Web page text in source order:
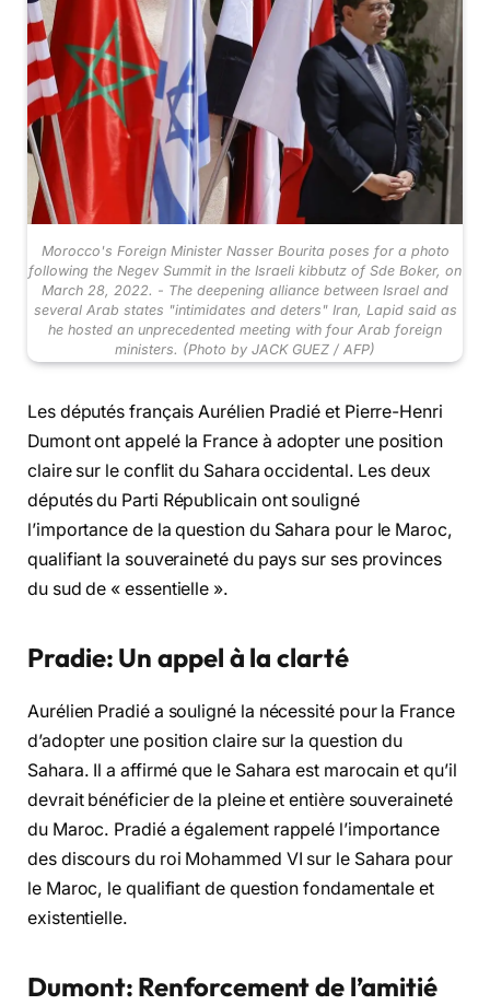
Morocco's Foreign Minister Nasser Bourita poses for a photo
following the Negev Summit in the Israeli kibbutz of Sde Boker, on
March 28, 2022. - The deepening alliance between Israel and
several Arab states "intimidates and deters" Iran, Lapid said as
he hosted an unprecedented meeting with four Arab foreign
ministers. (Photo by JACK GUEZ / AFP)
Les députés français Aurélien Pradié et Pierre-Henri
Dumont ont appelé la France à adopter une position
claire sur le conflit du Sahara occidental. Les deux
députés du Parti Républicain ont souligné
l’importance de la question du Sahara pour le Maroc,
qualifiant la souveraineté du pays sur ses provinces
du sud de « essentielle ».
Pradie: Un appel à la clarté
Aurélien Pradié a souligné la nécessité pour la France
d’adopter une position claire sur la question du
Sahara. Il a affirmé que le Sahara est marocain et qu’il
devrait bénéficier de la pleine et entière souveraineté
du Maroc. Pradié a également rappelé l’importance
des discours du roi Mohammed VI sur le Sahara pour
le Maroc, le qualifiant de question fondamentale et
existentielle.
Dumont: Renforcement de l’amitié